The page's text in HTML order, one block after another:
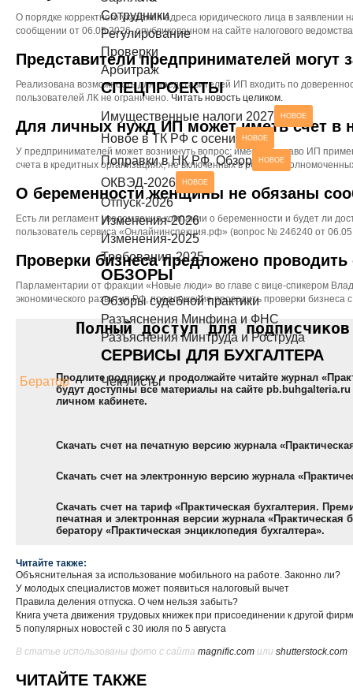
Разъяснения Минтруда и Роструда НОВОЕ
СЕРВИСЫ ДЛЯ БУХГАЛТЕРА
Чек-листы
Бератор
Сотрудники
Регулирование
Проверки
Арбитраж
СПЕЦПРОЕКТЫ
Имущественные налоги 2027 НОВОЕ
Новое в ТК РФ с осени НОВОЕ
Поправки в НК РФ. Обзор НОВОЕ
ОКВЭД-2026 НОВОЕ
Отпуск-2026
Изменения-2026
Изменения-2025
Требования-2025
ОБЗОРЫ
Обзоры судебной практики
Разъяснения Минфина и ФНС
Разъяснения Минтруда и Роструда
СЕРВИСЫ ДЛЯ БУХГАЛТЕРА
Чек-листы
О порядке корректного указания адреса юридического лица в
сообщении от 06.05.2026, опубликованном на сайте налогового
Представители предпринимателей могут
Реализована возможность для представителей ИП входить по
пользователей ЛК не ограничено. Читать новость целиком.
Для личных нужд ИП может иметь счет в
У предпринимателей может возникнуть вопрос: имеет ли право ИП
счета в кредитных организациях, не включенных в реестр
О беременности женщины не обязаны
Есть ли регламент уведомления компании о беременности и будет ли
пользователь сервиса «Онлайнинспекция.рф» (вопрос № 246240 от
Проверки бизнеса предложено
Парламентарии от фракции «Новые люди» во главе с вице-спикером
экономического развития РФ, предложение проводить проверки
Полный доступ для
Продлите подписку и продолжайте читайте журнал
будут доступны все материалы на сайте pb.buhgalteria.ru
личном кабинете.
Скачать счет на печатную версию журнала
Скачать счет на электронную версию журнала
Скачать счет на тариф «Практическая бухгалтерия.
печатная и электронная версии журнала «Практическая
бератору «Практическая энциклопедия бухгалтера».
Читайте также:
Объяснительная за использование мобильного на работе. Законно ли?
У молодых специалистов может появиться налоговый вычет
Правила деления отпуска. О чем нельзя забыть?
Книга учета движения трудовых книжек при присоединении к другой
5 популярных новостей с 30 июля по 5 августа
В статье использованы фото с сайта magnific.com или shutterstock.com
ЧИТАЙТЕ ТАКЖЕ